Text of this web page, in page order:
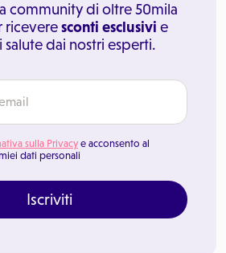
community di oltre 50mila
riceveresconti esclusivi e
dai nostri esperti.
sulla Privacy e acconsento al
dati personali
Iscriviti